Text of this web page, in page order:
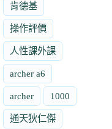
肯德基
操作評價
人性課外課
archer a6
archer 1000
通天狄仁傑